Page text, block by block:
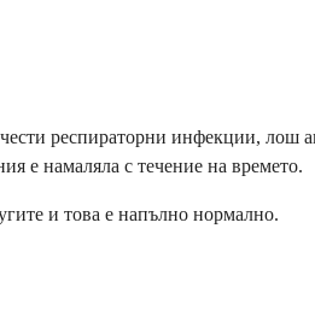
респираторни инфекции, лош
е намаляла с течение на времето.
и това е напълно нормално.